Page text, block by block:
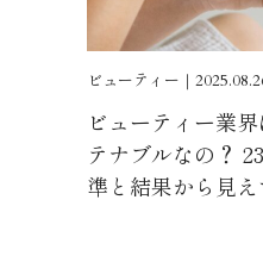
ビューティー｜
ビューティー業
テナブルなの？
準と結果から見え